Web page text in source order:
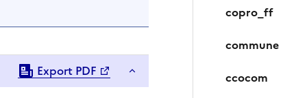
Export PDF
copro_ff
commune
ccocom